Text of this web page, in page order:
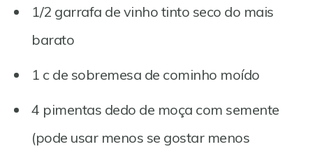
1/2 garrafa de vinho tinto seco do mais
barato
1 c de sobremesa de cominho moído
4 pimentas dedo de moça com semente
(pode usar menos se gostar menos